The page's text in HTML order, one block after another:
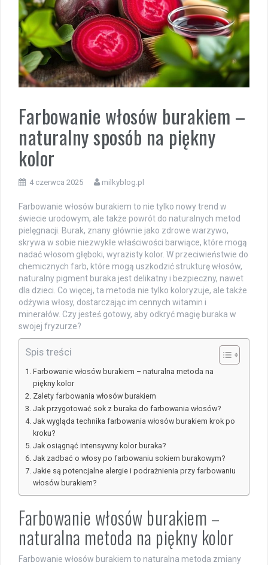
Farbowanie włosów burakiem –
naturalny sposób na piękny
kolor
4 czerwca 2025 milkyblog.pl
Farbowanie włosów burakiem to nie tylko nowy trend w
świecie urodowym, ale także powrót do naturalnych metod
pielęgnacji. Burak, znany głównie jako zdrowe warzywo,
skrywa w sobie niezwykłe właściwości barwiące, które mogą
nadać włosom głęboki, wyrazisty kolor. W przeciwieństwie do
chemicznych farb, które mogą uszkodzić strukturę włosów,
naturalny pigment buraka jest delikatny i bezpieczny, nawet
dla dzieci. Co więcej, ta metoda nie tylko koloryzuje, ale także
odżywia włosy, dostarczając im cennych witamin i
minerałów. Czy jesteś gotowy, aby odkryć magię buraka w
swojej fryzurze?
Spis treści
Farbowanie włosów burakiem – naturalna metoda na
piękny kolor
Zalety farbowania włosów burakiem
Jak przygotować sok z buraka do farbowania włosów?
Jak wygląda technika farbowania włosów burakiem krok po
kroku?
Jak osiągnąć intensywny kolor buraka?
Jak zadbać o włosy po farbowaniu sokiem burakowym?
Jakie są potencjalne alergie i podrażnienia przy farbowaniu
włosów burakiem?
Farbowanie włosów burakiem –
naturalna metoda na piękny kolor
Farbowanie włosów burakiem to naturalna metoda zmiany